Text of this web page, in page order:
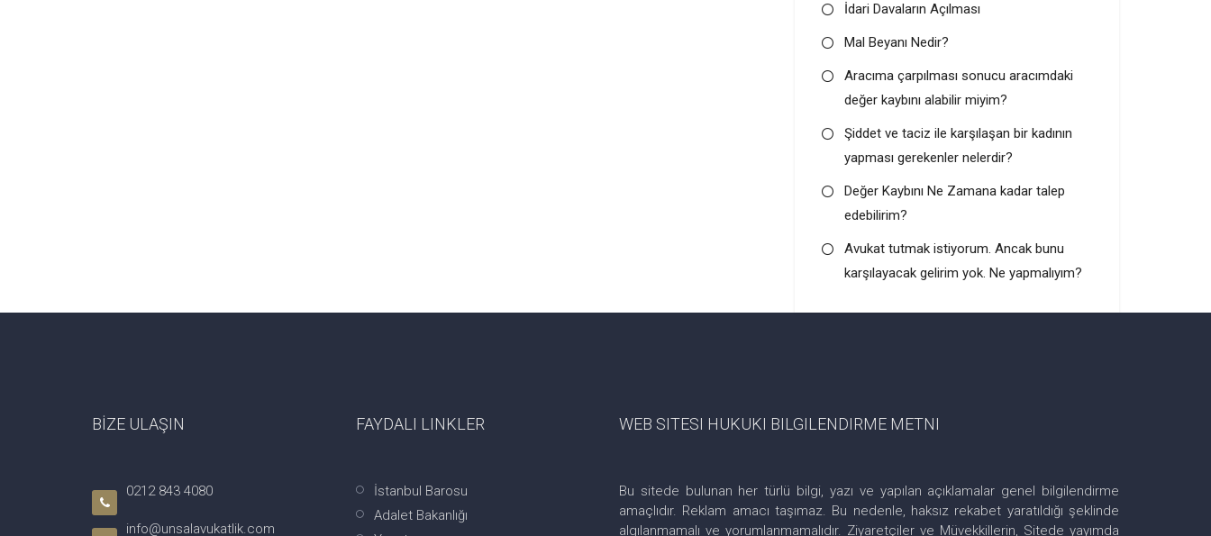
İdari Davaların Açılması
Mal Beyanı Nedir?
Aracıma çarpılması sonucu aracımdaki
değer kaybını alabilir miyim?
Şiddet ve taciz ile karşılaşan bir kadının
yapması gerekenler nelerdir?
Değer Kaybını Ne Zamana kadar talep
edebilirim?
Avukat tutmak istiyorum. Ancak bunu
karşılayacak gelirim yok. Ne yapmalıyım?
BİZE ULAŞIN
0212 843 4080
info@unsalavukatlik.com
FAYDALI LINKLER
İstanbul Barosu
Adalet Bakanlığı
WEB SITESI HUKUKI BILGILENDIRME METNI
Bu sitede bulunan her türlü bilgi, yazı ve yapılan açıklamalar genel bilgilendirme
amaçlıdır. Reklam amacı taşımaz. Bu nedenle, haksız rekabet yaratıldığı şeklinde
algılanmamalı ve yorumlanmamalıdır. Ziyaretçiler ve Müvekkillerin, Sitede yayımda